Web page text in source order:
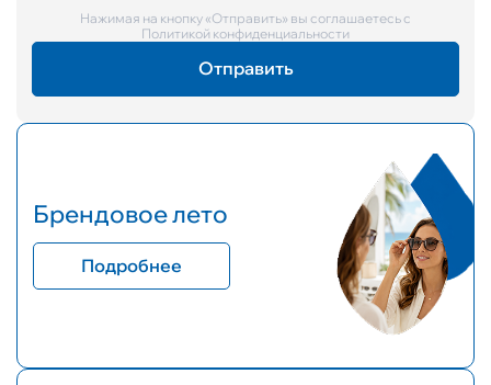
Нажимая на кнопку «Отправить» вы соглашаетесь с
Политикой конфиденциальности
Брендовое лето
Подробнее